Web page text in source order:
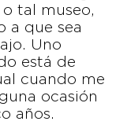
tal museo,
a que sea
Uno
está de
cuando me
ocasión
años.